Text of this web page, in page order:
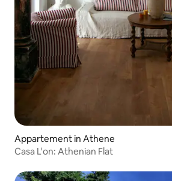
Appartement in Athene
Casa L'on: Athenian Flat